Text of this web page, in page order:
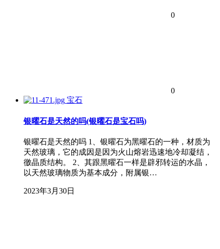
0
0
宝石
银曜石是天然的吗(银曜石是宝石吗)
银曜石是天然的吗 1、银曜石为黑曜石的一种，材质为
天然玻璃，它的成因是因为火山熔岩迅速地冷却凝结，
徼晶质结构。 2、其跟黑曜石一样是辟邪转运的水晶，
以天然玻璃物质为基本成分，附属银…
2023年3月30日